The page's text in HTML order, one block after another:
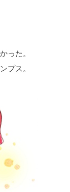
った。
プス。